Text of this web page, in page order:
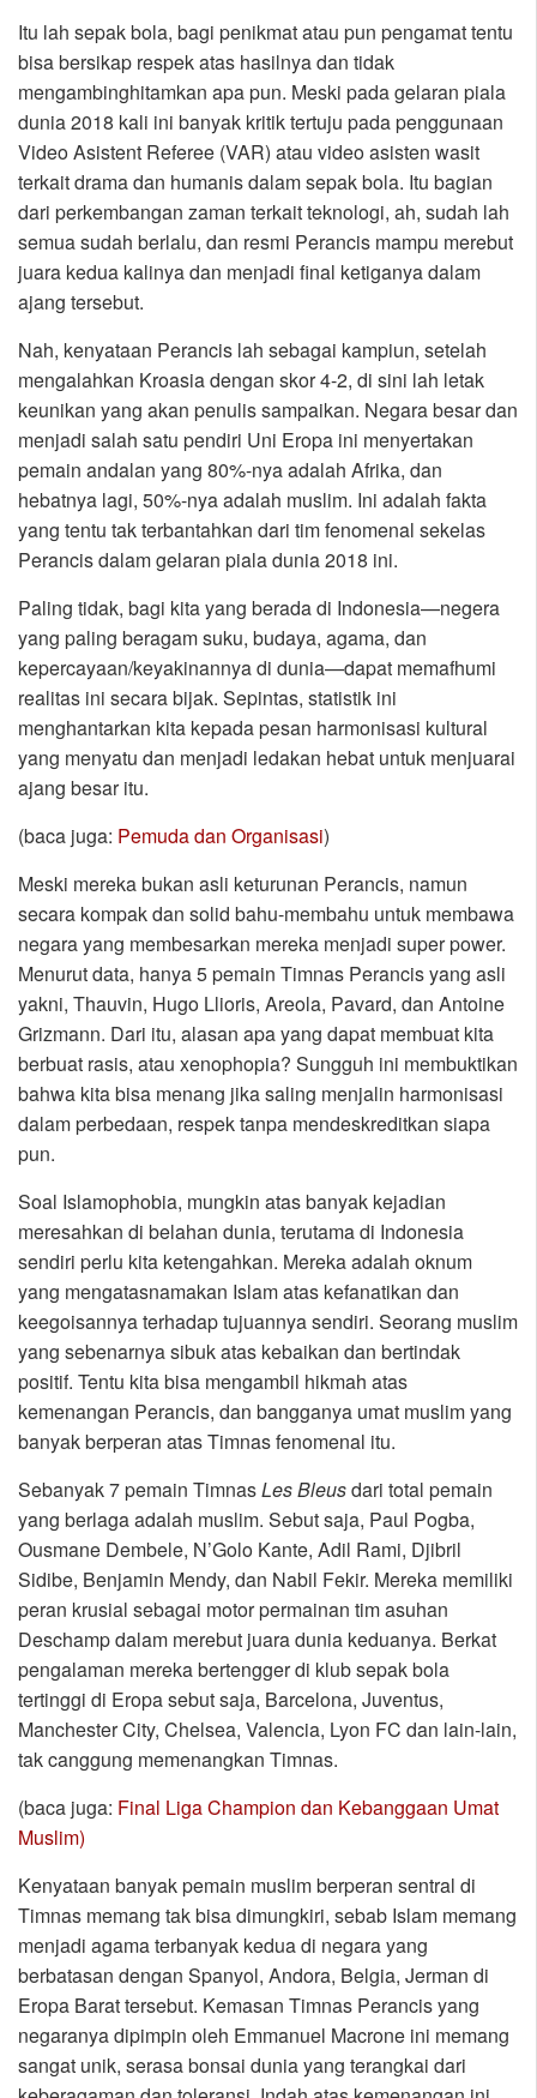
Itu lah sepak bola, bagi penikmat atau pun pengamat tentu
bisa bersikap respek atas hasilnya dan tidak
mengambinghitamkan apa pun. Meski pada gelaran piala
dunia 2018 kali ini banyak kritik tertuju pada penggunaan
Video Asistent Referee (VAR) atau video asisten wasit
terkait drama dan humanis dalam sepak bola. Itu bagian
dari perkembangan zaman terkait teknologi, ah, sudah lah
semua sudah berlalu, dan resmi Perancis mampu merebut
juara kedua kalinya dan menjadi final ketiganya dalam
ajang tersebut.
Nah, kenyataan Perancis lah sebagai kampiun, setelah
mengalahkan Kroasia dengan skor 4-2, di sini lah letak
keunikan yang akan penulis sampaikan. Negara besar dan
menjadi salah satu pendiri Uni Eropa ini menyertakan
pemain andalan yang 80%-nya adalah Afrika, dan
hebatnya lagi, 50%-nya adalah muslim. Ini adalah fakta
yang tentu tak terbantahkan dari tim fenomenal sekelas
Perancis dalam gelaran piala dunia 2018 ini.
Paling tidak, bagi kita yang berada di Indonesia—negera
yang paling beragam suku, budaya, agama, dan
kepercayaan/keyakinannya di dunia—dapat memafhumi
realitas ini secara bijak. Sepintas, statistik ini
menghantarkan kita kepada pesan harmonisasi kultural
yang menyatu dan menjadi ledakan hebat untuk menjuarai
ajang besar itu.
(baca juga: Pemuda dan Organisasi)
Meski mereka bukan asli keturunan Perancis, namun
secara kompak dan solid bahu-membahu untuk membawa
negara yang membesarkan mereka menjadi super power.
Menurut data, hanya 5 pemain Timnas Perancis yang asli
yakni, Thauvin, Hugo Llioris, Areola, Pavard, dan Antoine
Grizmann. Dari itu, alasan apa yang dapat membuat kita
berbuat rasis, atau xenophopia? Sungguh ini membuktikan
bahwa kita bisa menang jika saling menjalin harmonisasi
dalam perbedaan, respek tanpa mendeskreditkan siapa
pun.
Soal Islamophobia, mungkin atas banyak kejadian
meresahkan di belahan dunia, terutama di Indonesia
sendiri perlu kita ketengahkan. Mereka adalah oknum
yang mengatasnamakan Islam atas kefanatikan dan
keegoisannya terhadap tujuannya sendiri. Seorang muslim
yang sebenarnya sibuk atas kebaikan dan bertindak
positif. Tentu kita bisa mengambil hikmah atas
kemenangan Perancis, dan bangganya umat muslim yang
banyak berperan atas Timnas fenomenal itu.
Sebanyak 7 pemain TimnasLes Bleusdari total pemain
yang berlaga adalah muslim. Sebut saja, Paul Pogba,
Ousmane Dembele, N’Golo Kante, Adil Rami, Djibril
Sidibe, Benjamin Mendy, dan Nabil Fekir. Mereka memiliki
peran krusial sebagai motor permainan tim asuhan
Deschamp dalam merebut juara dunia keduanya. Berkat
pengalaman mereka bertengger di klub sepak bola
tertinggi di Eropa sebut saja, Barcelona, Juventus,
Manchester City, Chelsea, Valencia, Lyon FC dan lain-lain,
tak canggung memenangkan Timnas.
(baca juga: Final Liga Champion dan Kebanggaan Umat
Muslim)
Kenyataan banyak pemain muslim berperan sentral di
Timnas memang tak bisa dimungkiri, sebab Islam memang
menjadi agama terbanyak kedua di negara yang
berbatasan dengan Spanyol, Andora, Belgia, Jerman di
Eropa Barat tersebut. Kemasan Timnas Perancis yang
negaranya dipimpin oleh Emmanuel Macrone ini memang
sangat unik, serasa bonsai dunia yang terangkai dari